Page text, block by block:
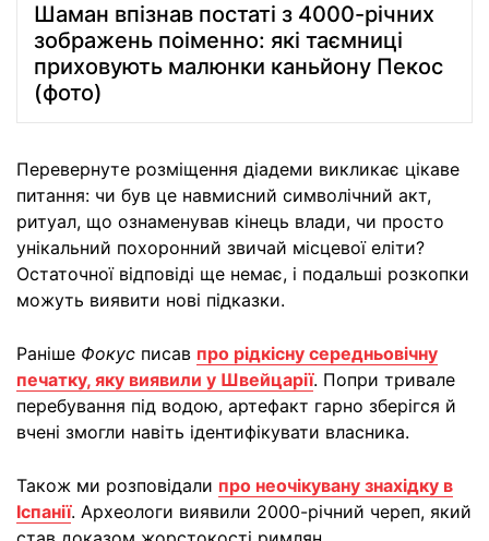
Шаман впізнав постаті з 4000-річних
зображень поіменно: які таємниці
приховують малюнки каньйону Пекос
(фото)
Перевернуте розміщення діадеми викликає цікаве
питання: чи був це навмисний символічний акт,
ритуал, що ознаменував кінець влади, чи просто
унікальний похоронний звичай місцевої еліти?
Остаточної відповіді ще немає, і подальші розкопки
можуть виявити нові підказки.
Раніше Фокус писав про рідкісну середньовічну
печатку, яку виявили у Швейцарії. Попри тривале
перебування під водою, артефакт гарно зберігся й
вчені змогли навіть ідентифікувати власника.
Також ми розповідали про неочікувану знахідку в
Іспанії. Археологи виявили 2000-річний череп, який